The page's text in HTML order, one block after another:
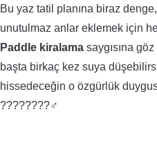
Bu yaz tatil planına biraz
unutulmaz anlar eklemek için
Paddle kiralama saygısına
başta birkaç kez suya
hissedeceğin o özgürlük
????????‍♂️